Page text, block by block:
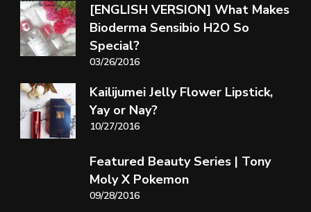
[ENGLISH VERSION] What Makes
Bioderma Sensibio H2O So
Special?
03/26/2016
Kailijumei Jelly Flower Lipstick,
Yay or Nay?
10/27/2016
Featured Beauty Series | Tony
Moly X Pokemon
09/28/2016